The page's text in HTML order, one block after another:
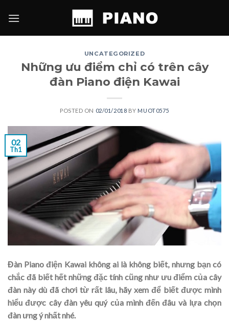
UNCATEGORIZED
Những ưu điểm chỉ có trên cây
đàn Piano điện Kawai
POSTED ON 02/01/2018 BY MUOT0575
02
Th1
Đàn Piano điện Kawai không ai là không biết, nhưng bạn có
chắc đã biết hết những đặc tính cũng như ưu điểm của cây
đàn này dù đã chơi từ rất lâu, hãy xem để biết được mình
hiểu được cây đàn yêu quý của mình đến đâu và lựa chọn
đàn ưng ý nhất nhé.